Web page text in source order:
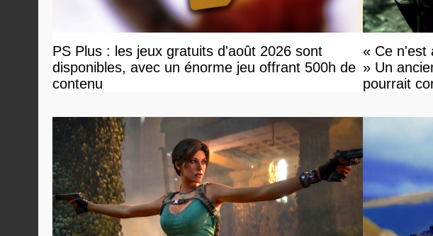
PS Plus : les jeux gratuits d'août 2026 sont
disponibles, avec un énorme jeu offrant 500h de
contenu
« Ce n'est
» Un
pourrait